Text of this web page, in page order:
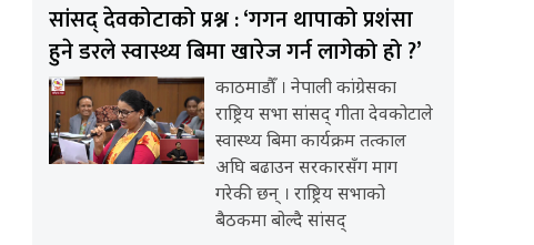
सांसद् देवकोटाको प्रश्न : ‘गगन थापाको प्रशंसा
हुने डरले स्वास्थ्य बिमा खारेज गर्न लागेको हो ?’
काठमाडौँ । नेपाली कांग्रेसका
राष्ट्रिय सभा सांसद् गीता देवकोटाले
स्वास्थ्य बिमा कार्यक्रम तत्काल
अघि बढाउन सरकारसँग माग
गरेकी छन् । राष्ट्रिय सभाको
बैठकमा बोल्दै सांसद्